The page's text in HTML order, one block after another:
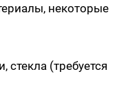
некоторые
стекла (требуется